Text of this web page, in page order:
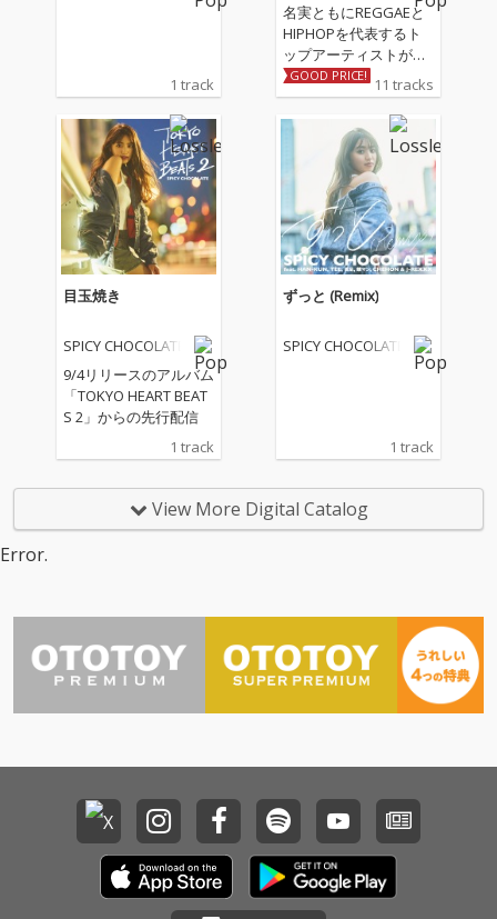
1 track
名実ともにREGGAEと
HIPHOPを代表するト
ップアーティストがタ
ッグを組み、ジャンル
の垣根を超え、アンダ
ーグラウンドからオー
バーグラウンドまでぶ
ち上げたR-指定 & CHE
HONによる「アガリサ
ガリ」に加え、SPICY C
HOCOLATEの代表曲で
ある「ずっと feat. HA
N-KUN & TEE」に新た
な豪華メンバーを加え
たRemixや、POWER W
よるこの夏をさらに熱
くすること間違いなし
異例のコラボレーショ
GOOD PRICE! 11 tracks
目玉焼き
SPICY CHOCOLATE
9/4リリースのアルバム
「TOKYO HEART BEAT
S 2」からの先行配信
1 track
ずっと (Remix)
SPICY CHOCOLATE
1 track
View More Digital Catalog
Error.